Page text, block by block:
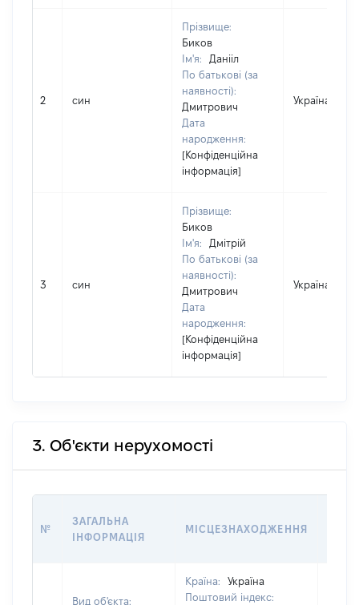
2 син
Прізвище:
Биков
Ім'я:
Данііл
По батькові (за
наявності):
Дмитрович
Дата
народження:
[Конфіденційна
інформація]
Україна
3 син
Прізвище:
Биков
Ім'я:
Дмітрій
По батькові (за
наявності):
Дмитрович
Дата
народження:
[Конфіденційна
інформація]
Україна
3. Об'єкти нерухомості
№
ЗАГАЛЬНА
ІНФОРМАЦІЯ
МІСЦЕЗНАХОДЖЕННЯ
Вид об'єкта:
Країна:
Україна
Поштовий індекс: